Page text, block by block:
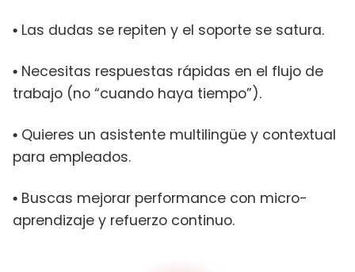
• Las dudas se repiten y el soporte se satura.
• Necesitas respuestas rápidas en el flujo de
trabajo (no “cuando haya tiempo”).
• Quieres un asistente multilingüe y contextual
para empleados.
• Buscas mejorar performance con micro-
aprendizaje y refuerzo continuo.